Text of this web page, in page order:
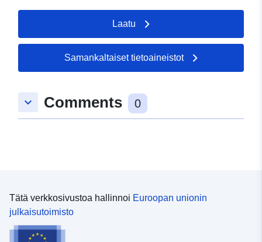
Laatu
Samankaltaiset tietoaineistot
keyboard_arrow_down Comments 0
Tätä verkkosivustoa hallinnoi Euroopan unionin
julkaisutoimisto